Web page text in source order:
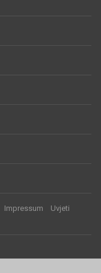
Impressum
Uvjeti